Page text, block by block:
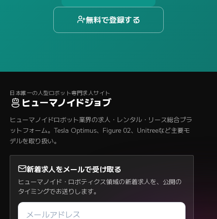
無料で登録する
日本唯一の人型ロボット専門求人サイト
ヒューマノイドジョブ
ヒューマノイドロボット業界の求人・レンタル・リース総合プラ
ットフォーム。Tesla Optimus、Figure 02、Unitreeなど主要モ
デルを取り扱い。
新着求人をメールで受け取る
ヒューマノイド・ロボティクス領域の新着求人を、公開の
タイミングでお送りします。